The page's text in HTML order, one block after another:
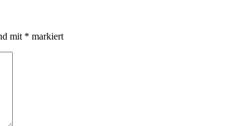
mit * markiert